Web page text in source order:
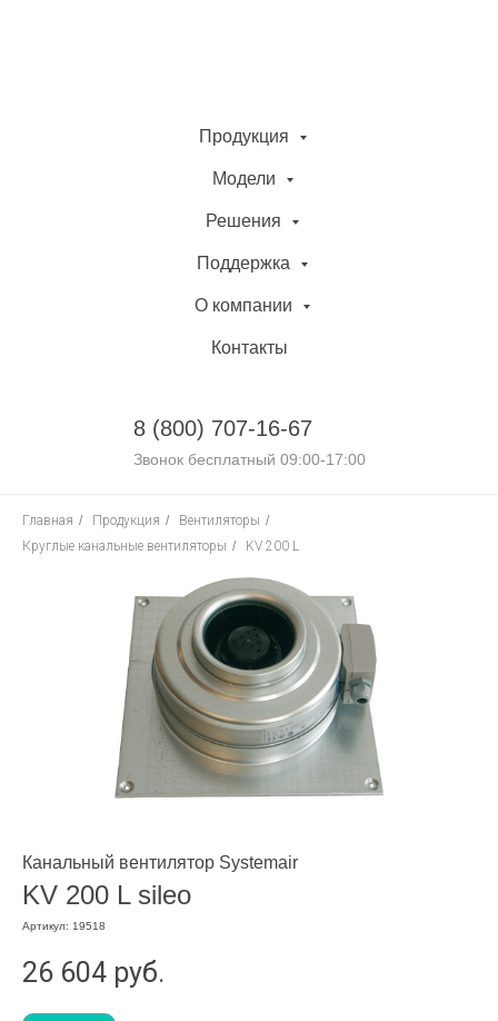
Продукция
Модели
Решения
Поддержка
О компании
Контакты
8 (800) 707-16-67
Звонок бесплатный 09:00-17:00
Главная / Продукция / Вентиляторы /
Круглые канальные вентиляторы / KV 200 L
Канальный вентилятор Systemair
KV 200 L sileo
Артикул: 19518
26 604 руб.